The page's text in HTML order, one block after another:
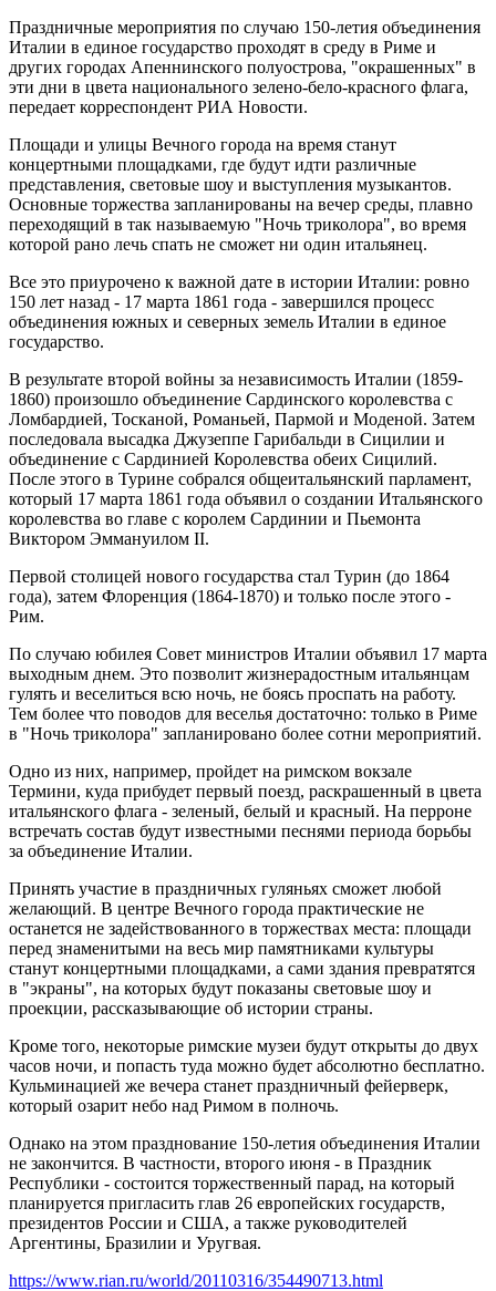
Праздничные мероприятия по случаю 150-летия объединения
Италии в единое государство проходят в среду в Риме и
других городах Апеннинского полуострова, "окрашенных" в
эти дни в цвета национального зелено-бело-красного флага,
передает корреспондент РИА Новости.
Площади и улицы Вечного города на время станут
концертными площадками, где будут идти различные
представления, световые шоу и выступления музыкантов.
Основные торжества запланированы на вечер среды, плавно
переходящий в так называемую "Ночь триколора", во время
которой рано лечь спать не сможет ни один итальянец.
Все это приурочено к важной дате в истории Италии: ровно
150 лет назад - 17 марта 1861 года - завершился процесс
объединения южных и северных земель Италии в единое
государство.
В результате второй войны за независимость Италии (1859-
1860) произошло объединение Сардинского королевства с
Ломбардией, Тосканой, Романьей, Пармой и Моденой. Затем
последовала высадка Джузеппе Гарибальди в Сицилии и
объединение с Сардинией Королевства обеих Сицилий.
После этого в Турине собрался общеитальянский парламент,
который 17 марта 1861 года объявил о создании Итальянского
королевства во главе с королем Сардинии и Пьемонта
Виктором Эммануилом II.
Первой столицей нового государства стал Турин (до 1864
года), затем Флоренция (1864-1870) и только после этого -
Рим.
По случаю юбилея Совет министров Италии объявил 17 марта
выходным днем. Это позволит жизнерадостным итальянцам
гулять и веселиться всю ночь, не боясь проспать на работу.
Тем более что поводов для веселья достаточно: только в Риме
в "Ночь триколора" запланировано более сотни мероприятий.
Одно из них, например, пройдет на римском вокзале
Термини, куда прибудет первый поезд, раскрашенный в цвета
итальянского флага - зеленый, белый и красный. На перроне
встречать состав будут известными песнями периода борьбы
за объединение Италии.
Принять участие в праздничных гуляньях сможет любой
желающий. В центре Вечного города практические не
останется не задействованного в торжествах места: площади
перед знаменитыми на весь мир памятниками культуры
станут концертными площадками, а сами здания превратятся
в "экраны", на которых будут показаны световые шоу и
проекции, рассказывающие об истории страны.
Кроме того, некоторые римские музеи будут открыты до двух
часов ночи, и попасть туда можно будет абсолютно бесплатно.
Кульминацией же вечера станет праздничный фейерверк,
который озарит небо над Римом в полночь.
Однако на этом празднование 150-летия объединения Италии
не закончится. В частности, второго июня - в Праздник
Республики - состоится торжественный парад, на который
планируется пригласить глав 26 европейских государств,
президентов России и США, а также руководителей
Аргентины, Бразилии и Уругвая.
https://www.rian.ru/world/20110316/354490713.html